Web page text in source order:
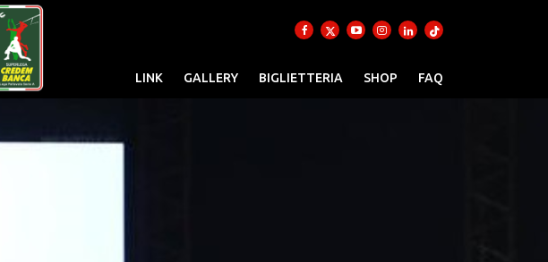
LINK GALLERY BIGLIETTERIA SHOP FAQ